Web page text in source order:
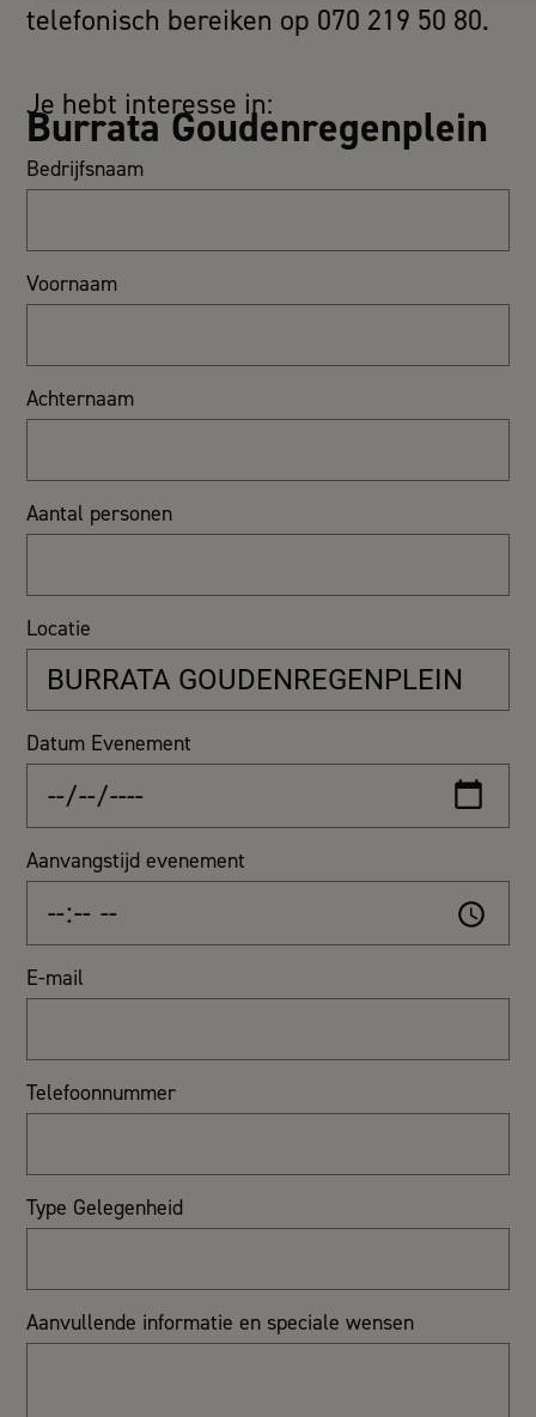
telefonisch bereiken op 070 219 50 80.
Je hebt interesse in:
Burrata Goudenregenplein
Bedrijfsnaam
Voornaam
Achternaam
Aantal personen
Locatie
Datum Evenement
Aanvangstijd evenement
E-mail
Telefoonnummer
Type Gelegenheid
Aanvullende informatie en speciale wensen